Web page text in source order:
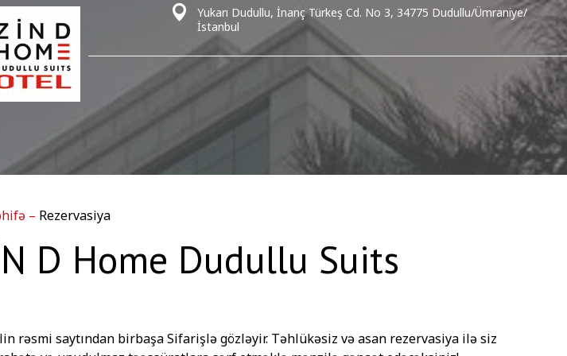
Yukarı Dudullu, İnanç Türkeş Cd. No 3, 34775 Dudullu/Ümraniye/
İstanbul
– Rezervasiya
D Home Dudullu Suits
rəsmi saytından birbaşa Sifarişlə gözləyir. Təhlükəsiz və asan rezervasiya ilə siz